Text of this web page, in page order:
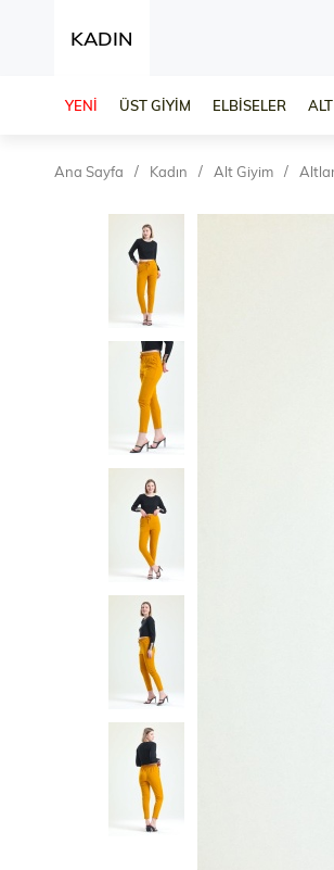
KADIN
YENİ ÜST GİYİM ELBİSELER
Ana Sayfa Kadın Alt Giyim